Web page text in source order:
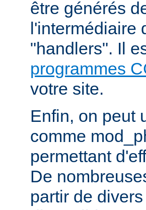
être générés
l'intermédiaire
"handlers". Il
programmes
votre site.
Enfin, on peut
comme
permettant
De
partir de